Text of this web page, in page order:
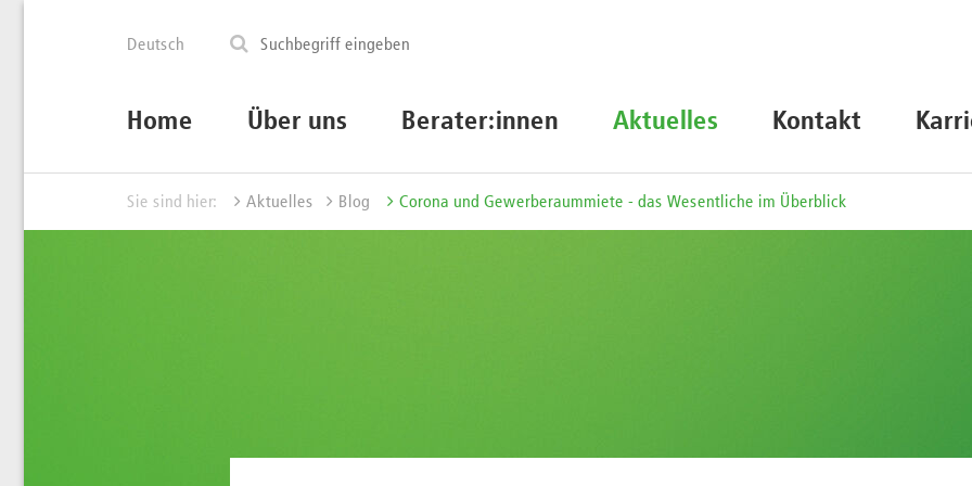
Deutsch
Home Über uns Berater:innen Aktuelles Kontakt
Sie sind hier: Aktuelles Blog Corona und Gewerberaummiete - das Wesentliche im Überblick